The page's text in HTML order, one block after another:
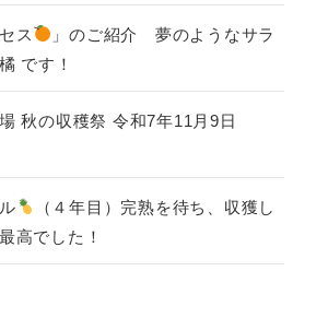
ス
」のご紹介 夢のようなサラ
です！
秋の収穫祭 令和7年11月9日
（４年目）完熟を待ち、収獲し
高でした！